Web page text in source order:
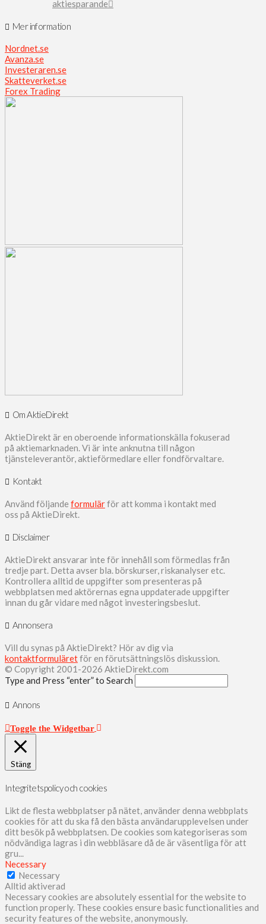
aktiesparande
Mer information
Nordnet.se
Avanza.se
Investeraren.se
Skatteverket.se
Forex Trading
Om AktieDirekt
AktieDirekt är en oberoende informationskälla fokuserad
på aktiemarknaden. Vi är inte anknutna till någon
tjänsteleverantör, aktieförmedlare eller fondförvaltare.
Kontakt
Använd följande formulärför att komma i kontakt med
oss på AktieDirekt.
Disclaimer
AktieDirekt ansvarar inte för innehåll som förmedlas från
tredje part. Detta avser bla. börskurser, riskanalyser etc.
Kontrollera alltid de uppgifter som presenteras på
webbplatsen med aktörernas egna uppdaterade uppgifter
innan du går vidare med något investeringsbeslut.
Annonsera
Vill du synas på AktieDirekt? Hör av dig via
kontaktformuläretför en förutsättningslös diskussion.
© Copyright 2001-2026 AktieDirekt.com
Type and Press “enter” to Search
Annons
Toggle the Widgetbar
Stäng
Integritetspolicy och cookies
Likt de flesta webbplatser på nätet, använder denna webbplats
cookies för att du ska få den bästa användarupplevelsen under
ditt besök på webbplatsen. De cookies som kategoriseras som
nödvändiga lagras i din webbläsare då de är väsentliga för att
gru...
Necessary
Necessary
Alltid aktiverad
Necessary cookies are absolutely essential for the website to
function properly. These cookies ensure basic functionalities and
security features of the website, anonymously.